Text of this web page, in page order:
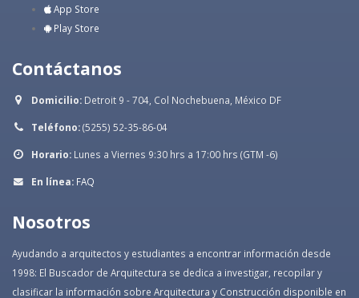
App Store
Play Store
Contáctanos
Domicilio: Detroit 9 - 704, Col Nochebuena, México DF
Teléfono:(5255) 52-35-86-04
Horario: Lunes a Viernes 9:30 hrs a 17:00 hrs (GTM -6)
En línea: FAQ
Nosotros
Ayudando a arquitectos y estudiantes a encontrar información desde
1998: El Buscador de Arquitectura se dedica a investigar, recopilar y
clasificar la información sobre Arquitectura y Construcción disponible en